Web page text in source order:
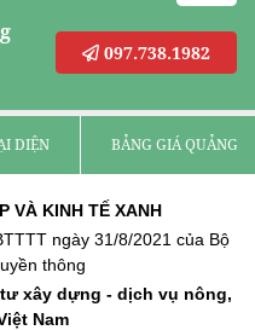
097.738.1982
DIỆN BẢNG GIÁ QUẢNG
VÀ KINH TẾ XANH
ngày 31/8/2021 của Bộ
thông
xây dựng - dịch vụ nông,
Nam